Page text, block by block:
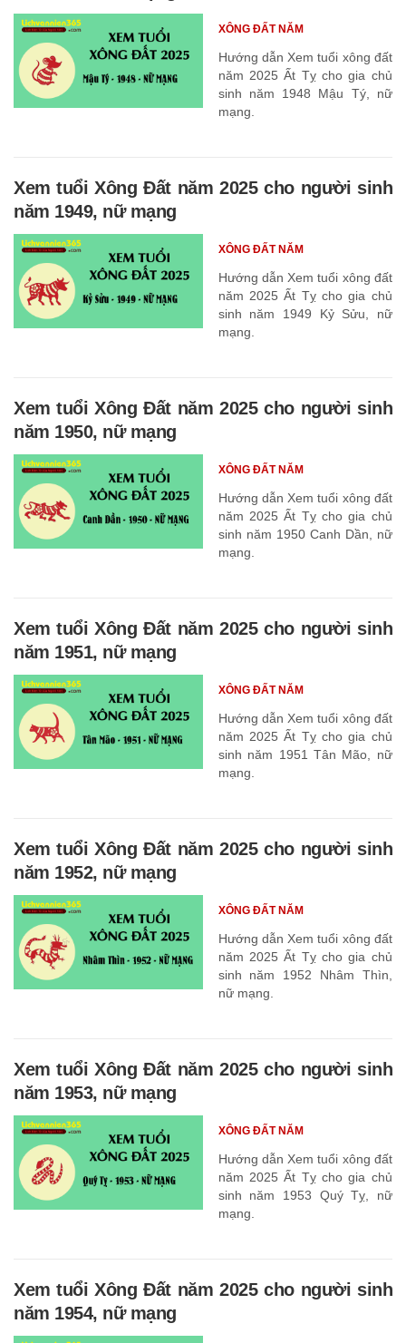
Hướng dẫn Xem tuổi xông đất
năm 2025 Ất Tỵ cho gia chủ
sinh năm 1948 Mậu Tý, nữ
mạng.
XÔNG ĐẤT NĂM
Xem tuổi Xông Đất năm 2025 cho người sinh
năm 1949, nữ mạng
Hướng dẫn Xem tuổi xông đất
năm 2025 Ất Tỵ cho gia chủ
sinh năm 1949 Kỷ Sửu, nữ
mạng.
XÔNG ĐẤT NĂM
Xem tuổi Xông Đất năm 2025 cho người sinh
năm 1950, nữ mạng
Hướng dẫn Xem tuổi xông đất
năm 2025 Ất Tỵ cho gia chủ
sinh năm 1950 Canh Dần, nữ
mạng.
XÔNG ĐẤT NĂM
Xem tuổi Xông Đất năm 2025 cho người sinh
năm 1951, nữ mạng
Hướng dẫn Xem tuổi xông đất
năm 2025 Ất Tỵ cho gia chủ
sinh năm 1951 Tân Mão, nữ
mạng.
XÔNG ĐẤT NĂM
Xem tuổi Xông Đất năm 2025 cho người sinh
năm 1952, nữ mạng
Hướng dẫn Xem tuổi xông đất
năm 2025 Ất Tỵ cho gia chủ
sinh năm 1952 Nhâm Thìn,
nữ mạng.
XÔNG ĐẤT NĂM
Xem tuổi Xông Đất năm 2025 cho người sinh
năm 1953, nữ mạng
Hướng dẫn Xem tuổi xông đất
năm 2025 Ất Tỵ cho gia chủ
sinh năm 1953 Quý Tỵ, nữ
mạng.
XÔNG ĐẤT NĂM
Xem tuổi Xông Đất năm 2025 cho người sinh
năm 1954, nữ mạng